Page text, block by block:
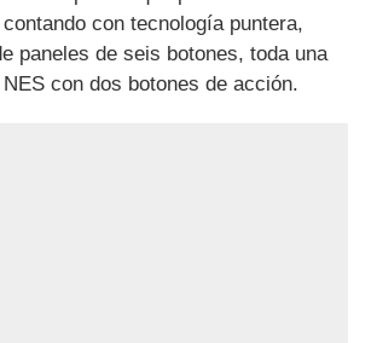
con tecnología puntera,
paneles de seis botones, toda una
con dos botones de acción.